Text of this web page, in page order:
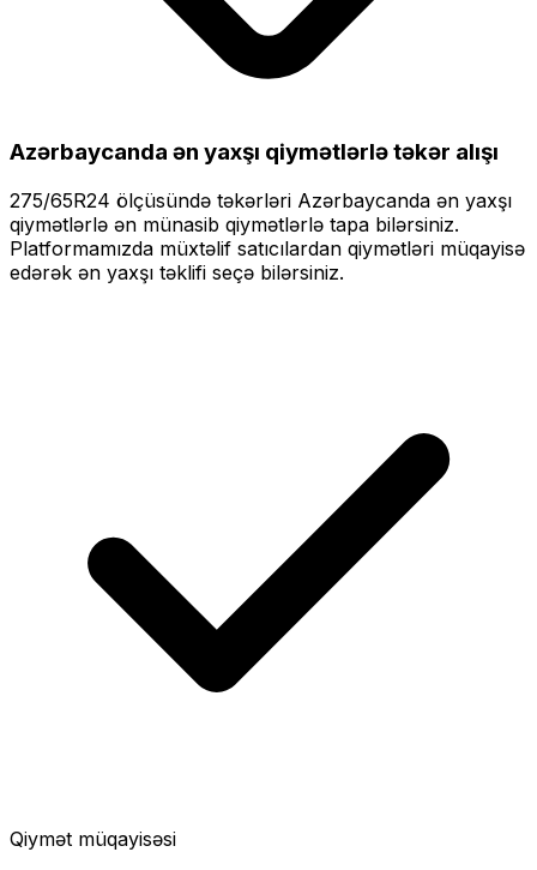
Azərbaycanda ən yaxşı qiymətlərlətəkər alışı
275/65R24 ölçüsündə təkərləri Azərbaycanda ən yaxşı
qiymətlərlə ən münasib qiymətlərlə tapa bilərsiniz.
Platformamızda müxtəlif satıcılardan qiymətləri müqayisə
edərək ən yaxşı təklifi seçə bilərsiniz.
Qiymət müqayisəsi